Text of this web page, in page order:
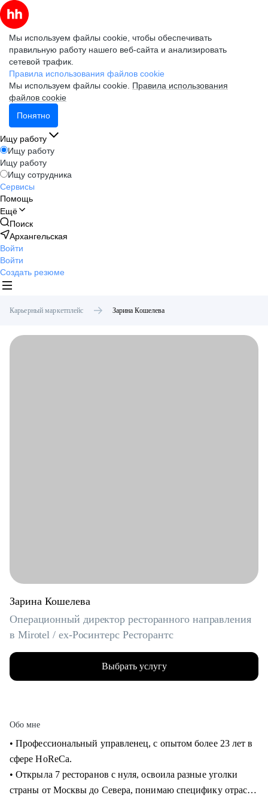
Мы используем файлы cookie, чтобы обеспечивать
правильную работу нашего веб-сайта и анализировать
сетевой трафик.
Правила использования файлов cookie
Мы используем файлы cookie. Правила использования
файлов cookie
Понятно
Ищу работу
Ищу работу
Ищу работу
Ищу сотрудника
Сервисы
Помощь
Ещё
Поиск
Архангельская
Войти
Войти
Создать резюме
Карьерный маркетплейс Зарина Кошелева
Зарина Кошелева
Операционный директор ресторанного направления
в Mirotel / ex-Росинтерс Ресторантс
Выбрать услугу
Обо мне
• Профессиональный управленец, с опытом более 23 лет в
сфере HoReCa.
• Открыла 7 ресторанов с нуля, освоила разные уголки
страны от Москвы до Севера, понимаю специфику отрасли